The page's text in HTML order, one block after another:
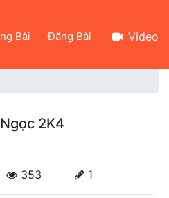
Bài Đăng Bài
Video
2K4
353 1